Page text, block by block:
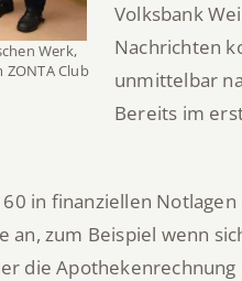
Werk,
Club
Volksbank
Nachrichten
unmittelbar
Bereits im
in finanziellen
zum Beispiel wenn
die Apothekenrechnung